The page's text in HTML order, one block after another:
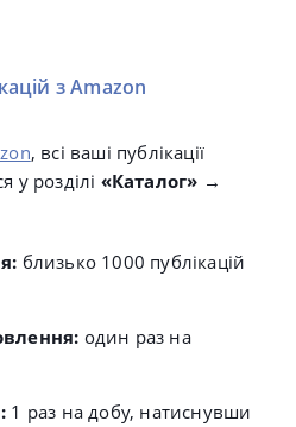
з Amazon
, всі ваші публікації
у розділі «Каталог» →
близько 1000 публікацій
один раз на
1 раз на добу, натиснувши